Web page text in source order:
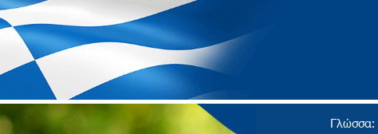
Γλώσσα: